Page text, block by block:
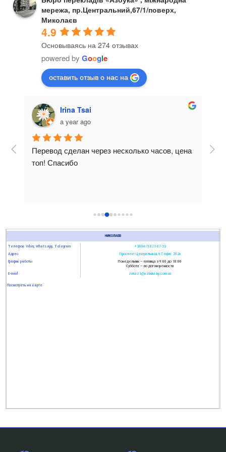
месенджеры (Viber, Telegram, WhatsApp)
— Воспользоваться курьерской доставкой оригинала или
Мы обеспечиваем полную конфиденциальность і
професійний супровід на всіх етапах виконання
замовлення.
мережа, пр.Центральний,67/1/поверх,
Миколаєв
4.9
Основываясь на 274 отзывах
powered byGoogle
оставить отзыв о нас на
Irina Tsai
a year ago
Перевод сделан через несколько часов, цена
топ! Спасибо
НИКОЛАЕВ
Телефон: Viber, Whatsapp, Telegram
+38(067) 821-87-33
Адрес
Проспект Центральный, 67, офис 202в
График работы
Понедельник – пятница з 9:00 до 18:00
Суббота – по договоренности
E-mail
zakaz1@azbuka-bp.com.ua
Посмотреть на карте